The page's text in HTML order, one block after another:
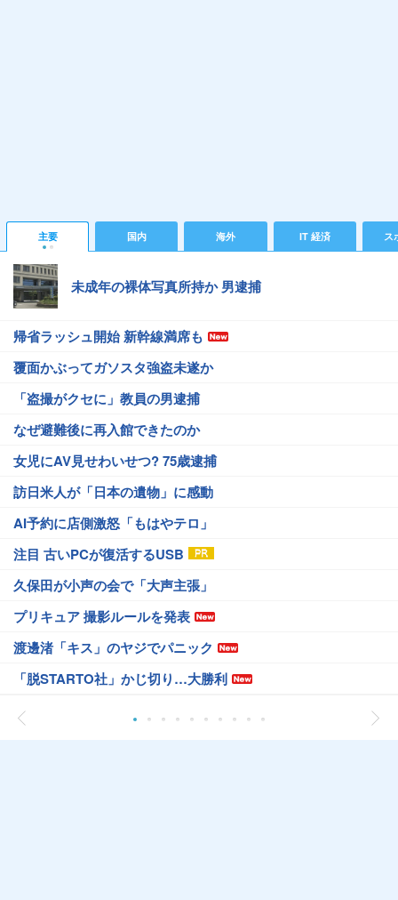
主要 国内 海外 IT 経済 ス
未成年の裸体写真所持か 男逮捕
帰省ラッシュ開始 新幹線満席も
覆面かぶってガソスタ強盗未遂か
「盗撮がクセに」教員の男逮捕
なぜ避難後に再入館できたのか
女児にAV見せわいせつ? 75歳逮捕
訪日米人が「日本の遺物」に感動
AI予約に店側激怒「もはやテロ」
注目 古いPCが復活するUSB
久保田が小声の会で「大声主張」
プリキュア 撮影ルールを発表
渡邊渚「キス」のヤジでパニック
「脱STARTO社」かじ切り…大勝利